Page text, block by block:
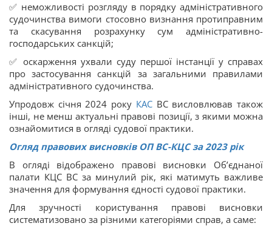
✅ неможливості розгляду в порядку адміністративного
судочинства вимоги стосовно визнання протиправним
та скасування розрахунку сум адміністративно-
господарських санкцій;
✅ оскарження ухвали суду першої інстанції у справах
про застосування санкцій за загальними правилами
адміністративного судочинства.
Упродовж січня 2024 року КАСВС висловлював також
інші, не менш актуальні правові позиції, з якими можна
ознайомитися в огляді судової практики.
Огляд правових висновків ОП ВС-КЦС за 2023 рік
В огляді відображено правові висновки Об’єднаної
палати КЦС ВС за минулий рік, які матимуть важливе
значення для формування єдності судової практики.
Для зручності користування правові висновки
систематизовано за різними категоріями справ, а саме: